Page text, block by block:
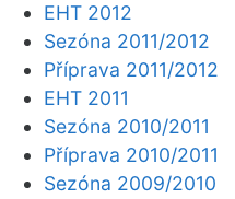
EHT 2012
Sezóna 2011/2012
Příprava 2011/2012
EHT 2011
Sezóna 2010/2011
Příprava 2010/2011
Sezóna 2009/2010